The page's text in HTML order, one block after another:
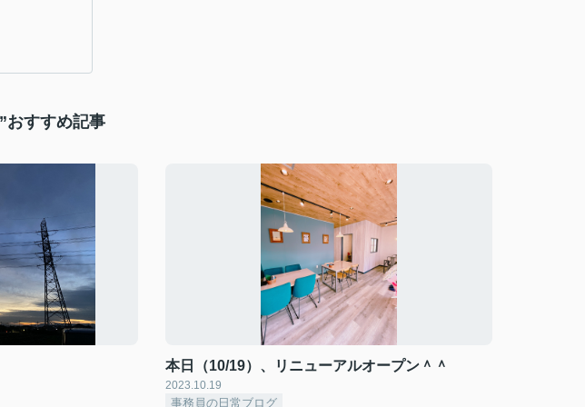
おすすめ記事
本日（10/19）、リニューアルオープン＾＾
2023.10.19
事務員の日常ブログ